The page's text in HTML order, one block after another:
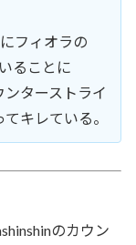
フィオラの
ることに
ンターストライ
キレている。
のカウン